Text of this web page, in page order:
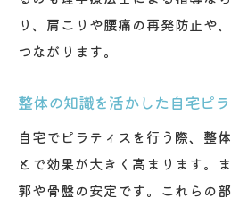
り、肩こりや腰痛の再発防止や
つながります。
整体の知識を活かした自宅ピ
自宅でピラティスを行う際、整
とで効果が大きく高まります。
郭や骨盤の安定です。これらの